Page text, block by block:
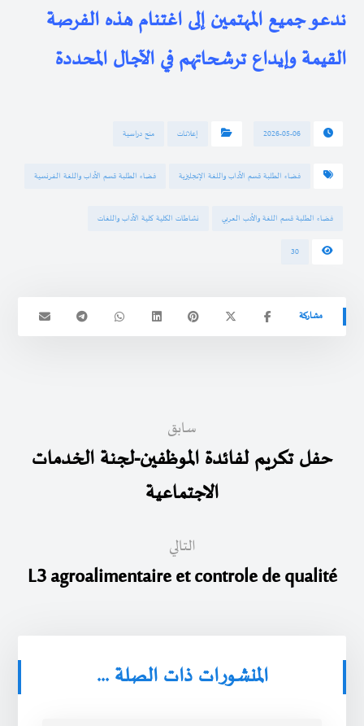
ندعو جميع المهتمين إلى اغتنام هذه الفرصة
القيمة وإيداع ترشحاتهم في الآجال المحددة
2026-05-06 إعلانات منح دراسية
فضاء الطلبة قسم الآداب واللغة الإنجليزية فضاء الطلبة قسم الآداب واللغة الفرنسية
فضاء الطلبة قسم اللغة والأدب العربي نشاطات الكلية كلية الآداب واللغات
30
سابق
حفل تكريم لفائدة الموظفين-لجنة الخدمات
الاجتماعية
التالي
L3 agroalimentaire et controle de qualité
المنشورات ذات الصلة ...